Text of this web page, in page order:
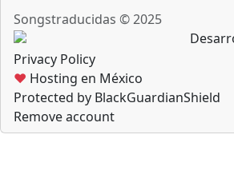
Songstraducidas © 2025
Privacy Policy
♥ Hosting en México
Protected by BlackGuardianShield
Remove account